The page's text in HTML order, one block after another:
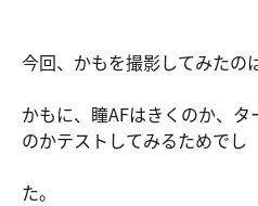
今回、かもを撮影してみたのは
かもに、瞳AFはきくのか、タ
のかテストしてみるためでし
た。